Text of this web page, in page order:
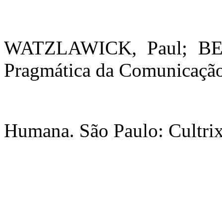
WATZLAWICK, Paul;
Pragmática da
Humana. São Paulo: